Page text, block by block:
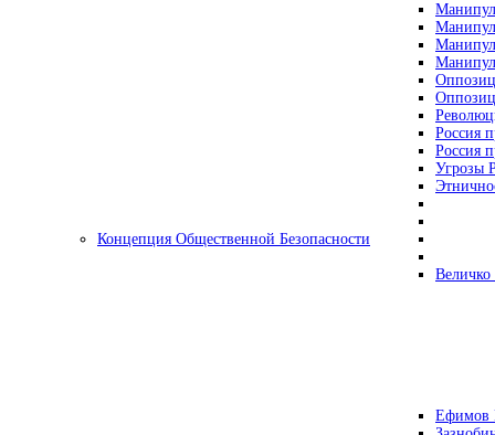
Россия
Россия
Угрозы
Концепция Общественной Безопасности
Ефимов